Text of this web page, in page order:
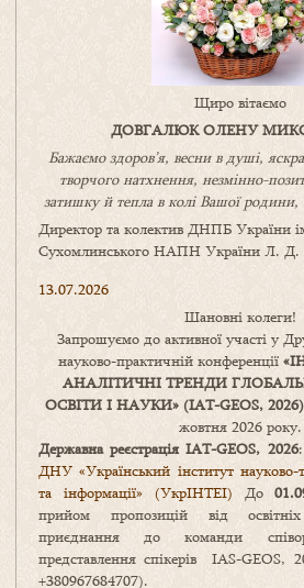
Щиро вітаємо
ДОВГАЛЮК ОЛЕНУ
Бажаємо здоров’я, весни в душі,
творчого натхнення, незмінно-
затишкуйтепла в коліВашоїродини,
Директор та колектив ДНПБ України
Сухомлинського НАПН України Л. Д.
13.07.2026
Шановні колеги!
Запрошуємо до активної участі у
науково-практичній конференції «
АНАЛІТИЧНІ ТРЕНДИ
ОСВІТИ І НАУКИ» (IAT-GEOS,
жовтня 2026 року.
Державна реєстрація IAT-GEOS, 2026:
ДНУ «Український інститут науково-
та інформації» (УкрІНТЕІ) До
прийом пропозицій від
приєднання до команди
представлення спікерів IAS-GEOS,